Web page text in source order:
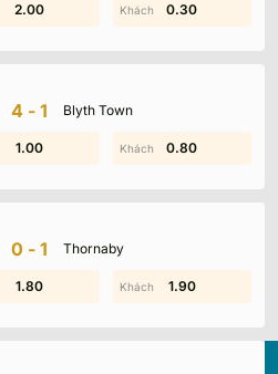
1.90 1.00
2.00 0.30
4-1 Blyth Town
1.70 0.40
1.00 0.80
0-1 Thornaby
0.60 1.20
1.80 1.90